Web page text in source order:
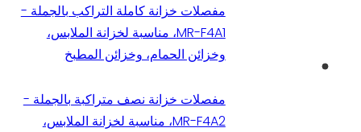
مفصلات خزانة كاملة التراكب بالجملة -
MR-F4A1، مناسبة لخزانة الملابس،
وخزائن الحمام، وخزائن المطبخ
مفصلات خزانة نصف متراكبة بالجملة -
MR-F4A2، مناسبة لخزانة الملابس،